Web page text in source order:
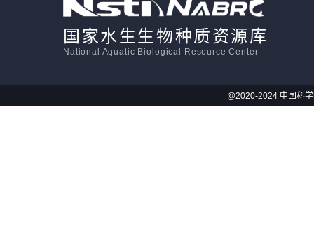
国家水生生物种质资源库
National Aquatic Biological Resource Center
@2020-2024 中国科